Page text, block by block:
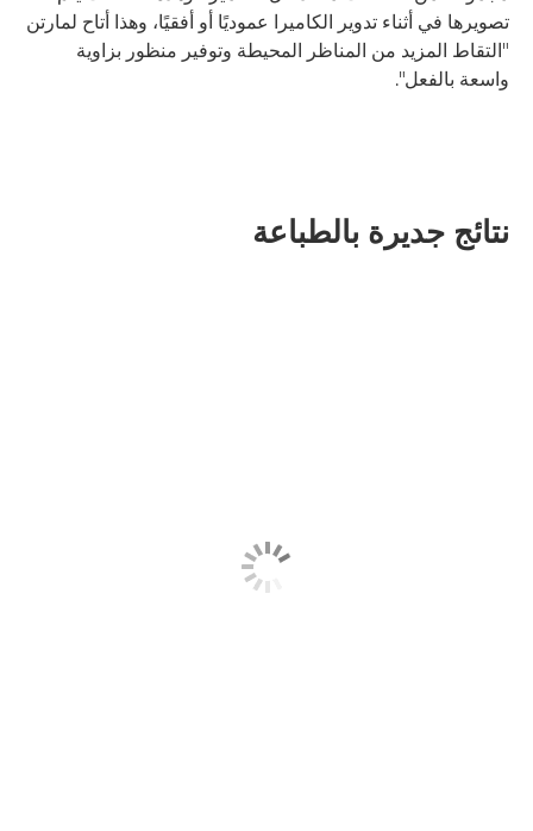
تصويرها في أثناء تدوير الكاميرا عموديًا أو أفقيًا، وهذا أتاح لمارتن
"التقاط المزيد من المناظر المحيطة وتوفير منظور بزاوية
واسعة بالفعل".
نتائج جديرة بالطباعة